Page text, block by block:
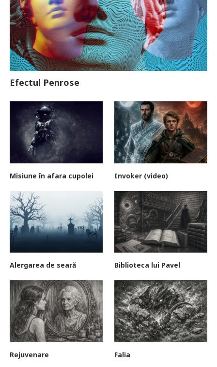
Efectul Penrose
Misiune în afara cupolei Invoker (video)
Alergarea de seară Biblioteca lui Pavel
Rejuvenare Falia